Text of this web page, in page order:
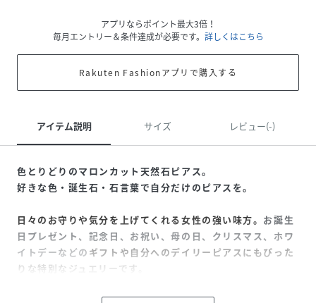
アプリならポイント最大3倍！
毎月エントリー＆条件達成が必要です。 詳しくはこちら
Rakuten Fashionアプリで購入する
アイテム説明 サイズ レビュー(-)
色とりどりのマロンカット天然石ピアス。
好きな色・誕生石・石言葉で自分だけのピアスを。
日々のお守りや気分を上げてくれる女性の強い味方。 お誕生
日プレゼント、記念日、お祝い、母の日、クリスマス、ホワ
イトデーなどの ギフト や自分へのデイリーピアスにもぴった
りな特別なジュエリーです。